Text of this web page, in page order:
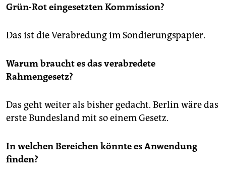
Grün-Rot eingesetzten Kommission?
Das ist die Verabredung im Sondierungspapier.
Warum braucht es das verabredete
Rahmengesetz?
Das geht weiter als bisher gedacht. Berlin wäre das
erste Bundesland mit so einem Gesetz.
In welchen Bereichen könnte es Anwendung
finden?